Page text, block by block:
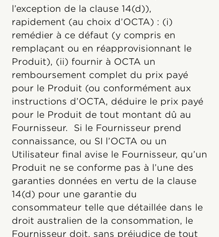
l’exception de la clause 14(d)),
rapidement (au choix d’OCTA) : (i)
remédier à ce défaut (y compris en
remplaçant ou en réapprovisionnant le
Produit), (ii) fournir à OCTA un
remboursement complet du prix payé
pour le Produit (ou conformément aux
instructions d’OCTA, déduire le prix payé
pour le Produit de tout montant dû au
Fournisseur. Si le Fournisseur prend
connaissance, ou SI l’OCTA ou un
Utilisateur final avise le Fournisseur, qu’un
Produit ne se conforme pas à l’une des
garanties données en vertu de la clause
14(d) pour une garantie du
consommateur telle que détaillée dans le
droit australien de la consommation, le
Fournisseur doit, sans préjudice de tout